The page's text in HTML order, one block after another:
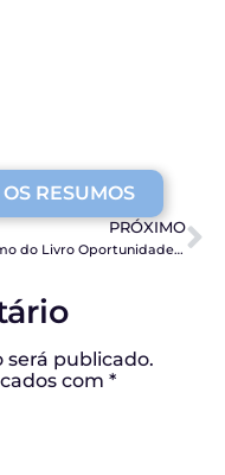
RESUMOS
PRÓXIMO
Resumo do Livro Oportunidades Disfarçadas, de Carlos Domingos
será publicado.
com *